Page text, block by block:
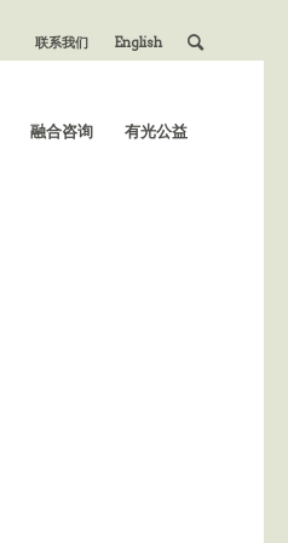
联系我们 English
融合咨询 有光公益